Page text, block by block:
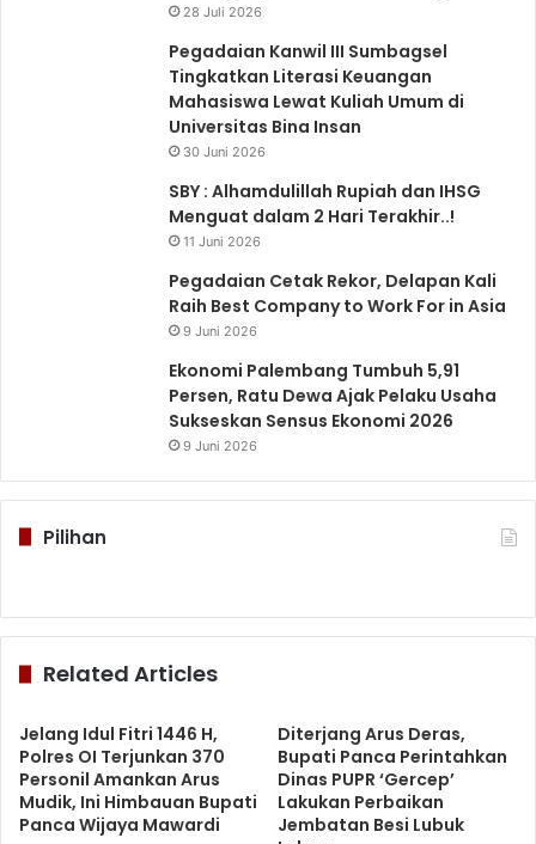
28 Juli 2026
Pegadaian Kanwil III Sumbagsel
Tingkatkan Literasi Keuangan
Mahasiswa Lewat Kuliah Umum di
Universitas Bina Insan
30 Juni 2026
SBY : Alhamdulillah Rupiah dan IHSG
Menguat dalam 2 Hari Terakhir..!
11 Juni 2026
Pegadaian Cetak Rekor, Delapan Kali
Raih Best Company to Work For in Asia
9 Juni 2026
Ekonomi Palembang Tumbuh 5,91
Persen, Ratu Dewa Ajak Pelaku Usaha
Sukseskan Sensus Ekonomi 2026
9 Juni 2026
Pilihan
Related Articles
Jelang Idul Fitri 1446 H,
Polres OI Terjunkan 370
Personil Amankan Arus
Mudik, Ini Himbauan Bupati
Panca Wijaya Mawardi
Diterjang Arus Deras,
Bupati Panca Perintahkan
Dinas PUPR ‘Gercep’
Lakukan Perbaikan
Jembatan Besi Lubuk